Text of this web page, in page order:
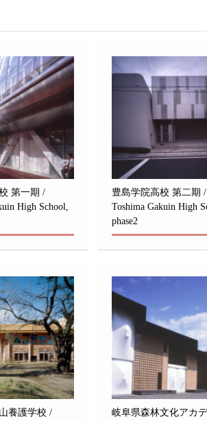
第一期 /
High School,
豊島学院高校 第二期 /
Toshima Gakuin High
phase2
養護学校 / 岐阜県森林文化アカ